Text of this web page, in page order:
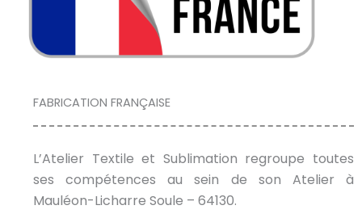
FABRICATION FRANÇAISE
L’Atelier Textile et Sublimation regroupe toutes
ses compétences au sein de son Atelier à
Mauléon-Licharre Soule – 64130.